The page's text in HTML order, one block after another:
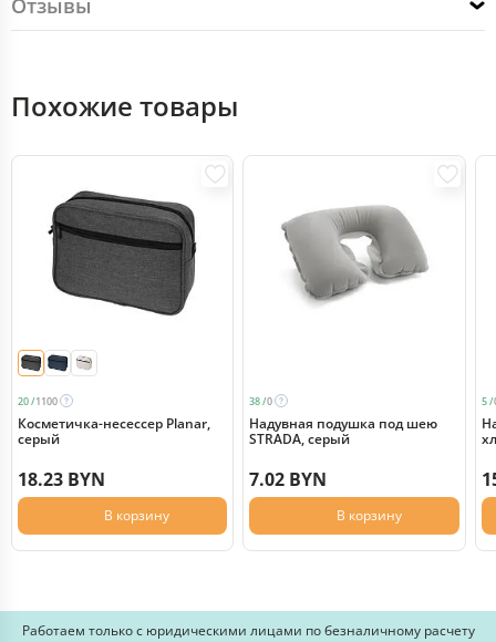
Отзывы
Похожие товары
20 /1100
Косметичка-несессер Planar,
серый
18.23 BYN
В корзину
38 /0
Надувная подушка под шею
STRADA, серый
7.02 BYN
В корзину
5 /
Работаем только с юридическими лицами по безналичному расчету